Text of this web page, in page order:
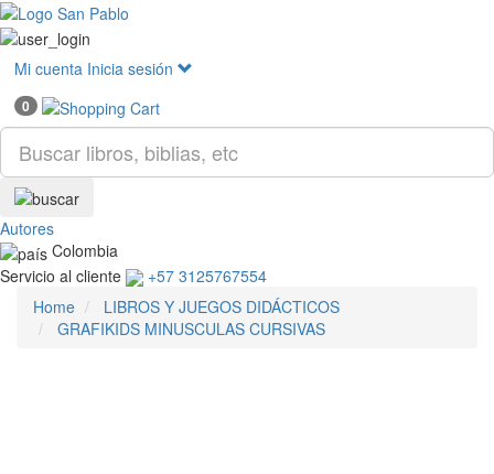
Mi cuenta Inicia sesión
0
Autores
Colombia
Servicio al cliente
+57 3125767554
Home
LIBROS Y JUEGOS DIDÁCTICOS
GRAFIKIDS MINUSCULAS CURSIVAS